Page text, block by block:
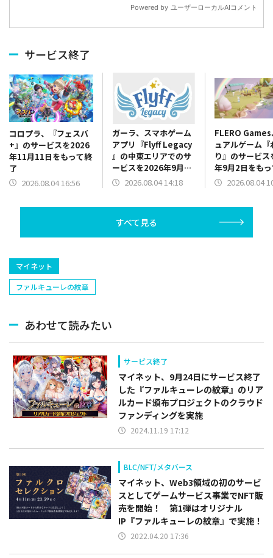
サービス終了
コロプラ、『フェスバ
+』のサービスを2026
年11月11日をもって終
了
2026.08.04 16:56
ガーラ、スマホゲーム
アプリ『Flyff Legacy
』の中東エリアでのサ
ービスを2026年9月30
日をもって終了
2026.08.04 14:18
FLERO Games
ュアルゲーム『
り』のサービ
年9月2日をも
2026.08.04
すべて見る
マイネット
ファルキューレの紋章
あわせて読みたい
サービス終了
マイネット、9月24日にサービス終了
した『ファルキューレの紋章』のリア
ルカード頒布プロジェクトのクラウド
ファンディングを実施
2024.11.19 17:12
BLC/NFT/メタバース
マイネット、Web3領域の初のサービ
スとしてゲームサービス事業でNFT販
売を開始！ 第1弾はオリジナル
IP『ファルキューレの紋章』で実施！
2022.04.20 17:36